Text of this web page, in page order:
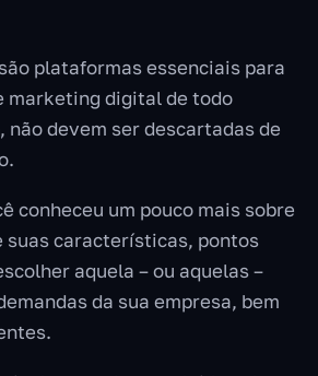
plataformas essenciais para
marketing digital de todo
não devem ser descartadas de
conheceu um pouco mais sobre
suas características, pontos
aquela – ou aquelas –
da sua empresa, bem